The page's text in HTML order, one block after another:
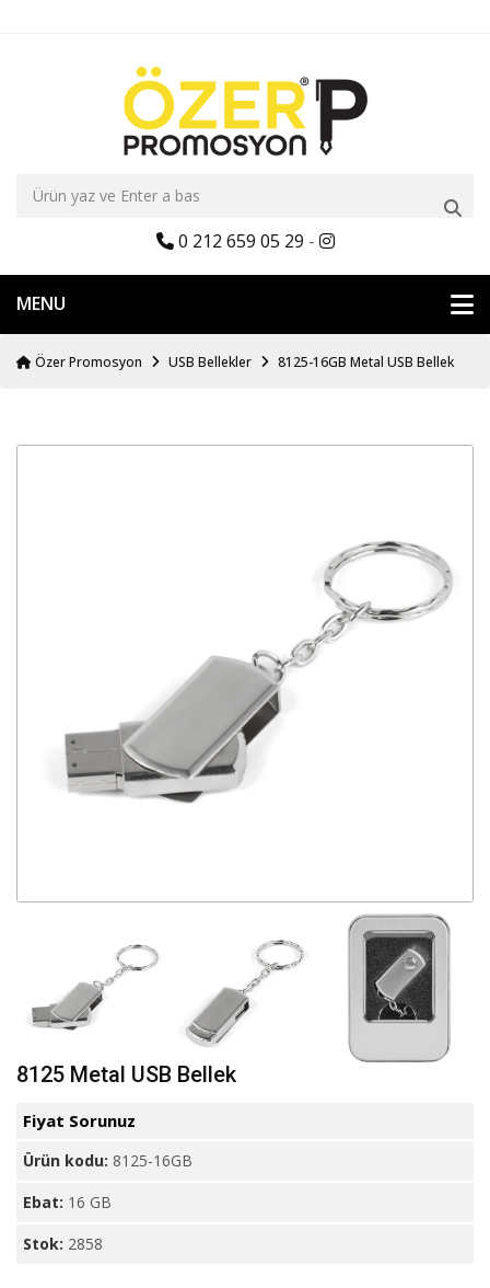
0 212 659 05 29 -
MENU
Özer Promosyon USB Bellekler 8125-16GB Metal USB Bellek
8125 Metal USB Bellek
Fiyat Sorunuz
Ürün kodu: 8125-16GB
Ebat: 16 GB
Stok: 2858